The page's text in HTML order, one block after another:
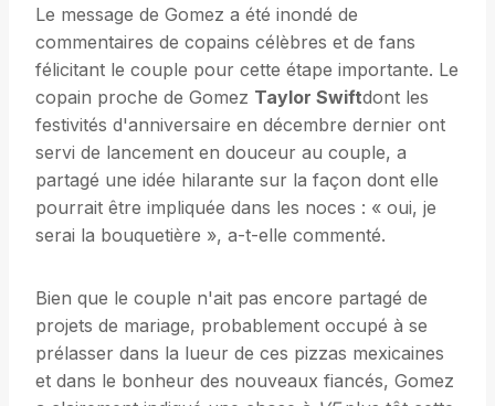
Le message de Gomez a été inondé de
commentaires de copains célèbres et de fans
félicitant le couple pour cette étape importante. Le
copain proche de Gomez Taylor Swiftdont les
festivités d'anniversaire en décembre dernier ont
servi de lancement en douceur au couple, a
partagé une idée hilarante sur la façon dont elle
pourrait être impliquée dans les noces : « oui, je
serai la bouquetière », a-t-elle commenté.
Bien que le couple n'ait pas encore partagé de
projets de mariage, probablement occupé à se
prélasser dans la lueur de ces pizzas mexicaines
et dans le bonheur des nouveaux fiancés, Gomez